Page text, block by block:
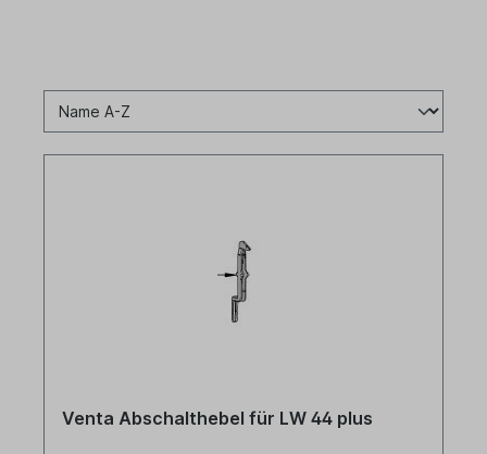
Venta Abschalthebel für LW 44 plus